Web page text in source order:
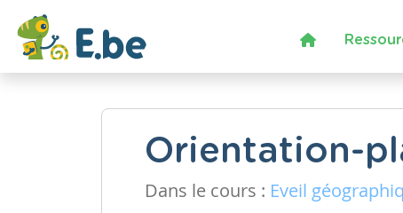
Orientation-
Dans le cours : Eveil